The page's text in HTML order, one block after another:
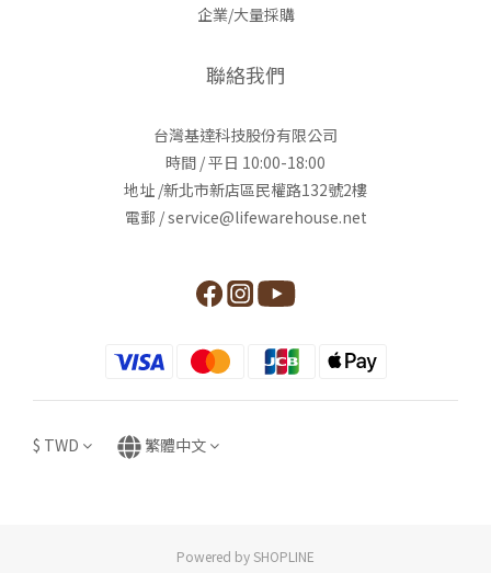
企業/大量採購
聯絡我們
台灣基達科技股份有限公司
時間 / 平日 10:00-18:00
地址 /新北市新店區民權路132號2樓
電郵 / service@lifewarehouse.net
$ TWD 繁體中文
Powered by SHOPLINE